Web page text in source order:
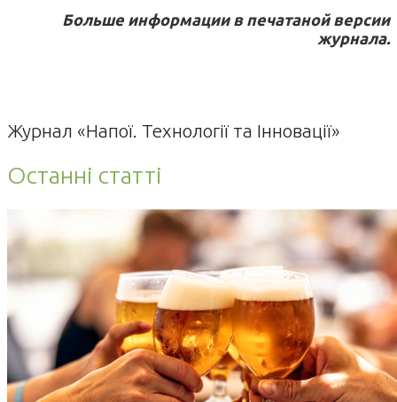
Больше информации в печатаной версии
журнала.
Журнал «Напої. Технології та Інновації»
Останні статті